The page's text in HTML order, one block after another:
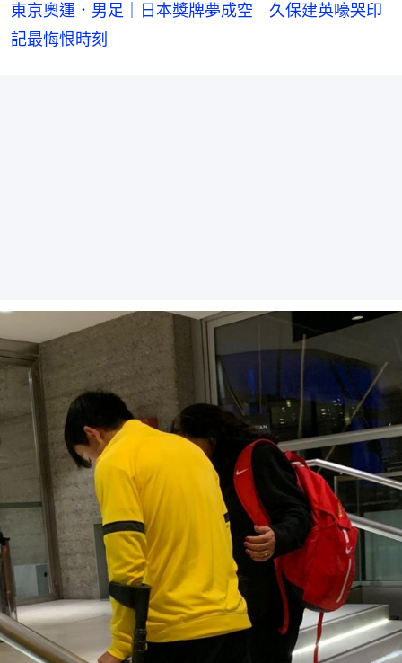
東京奧運．男足｜日本獎牌夢成空　久保建英嚎哭印
記最悔恨時刻